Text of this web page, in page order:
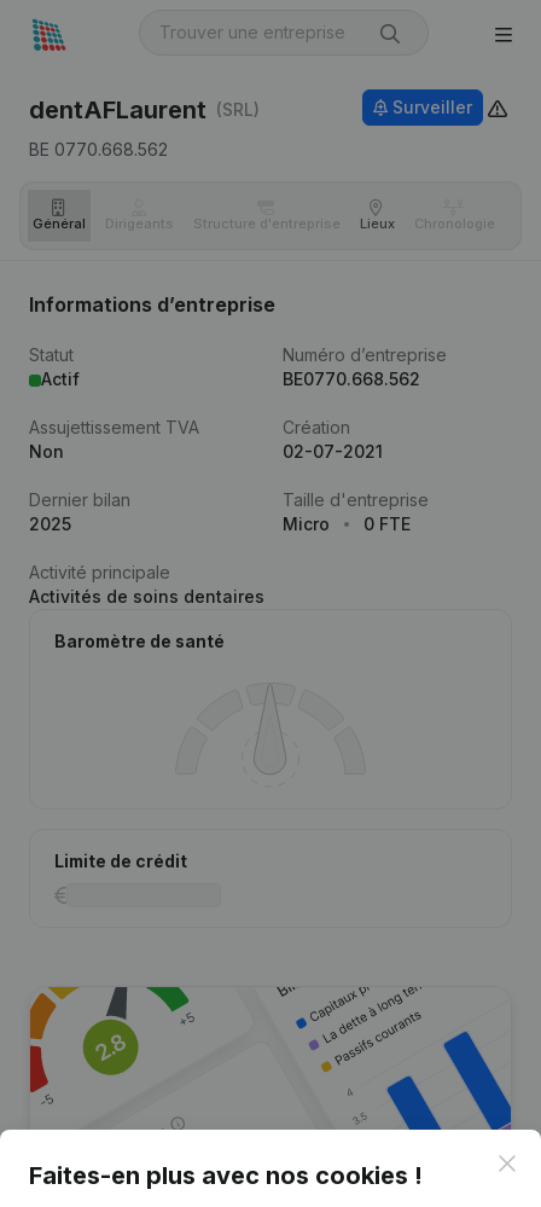
dentAFLaurent (SRL)
BE 0770.668.562
Surveiller
Général Dirigeants Structure d'entreprise Lieux Chronologie
Informations d’entreprise
Statut
Actif
Numéro d’entreprise
BE0770.668.562
Assujettissement TVA
Non
Création
02-07-2021
Dernier bilan
2025
Taille d'entreprise
Micro
0 FTE
Activité principale
Activités de soins dentaires
Baromètre de santé
Limite de crédit
Faites-en plus avec nos cookies !